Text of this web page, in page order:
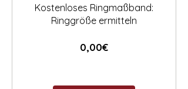
Kostenloses Ringmaßband:
Ringgröße ermitteln
0,00€Preis